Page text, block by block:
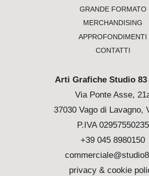
GRANDE FORMATO
MERCHANDISING
APPROFONDIMENTI
CONTATTI
Arti Grafiche Studio 83
Via Ponte Asse,
37030 Vago di Lavagno,
P.IVA 02957550235
+39 045 8980150
privacy & cookie